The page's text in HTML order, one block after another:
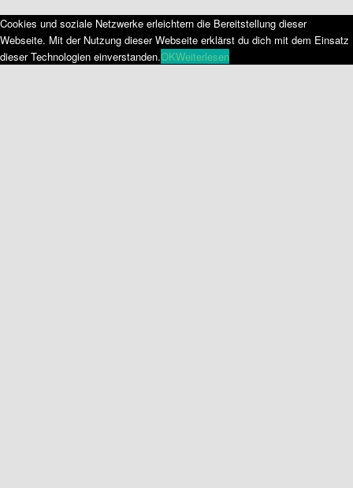
Cookies und soziale Netzwerke erleichtern die Bereitstellung dieser
Webseite. Mit der Nutzung dieser Webseite erklärst du dich mit dem Einsatz
dieser Technologien einverstanden.OKWeiterlesen